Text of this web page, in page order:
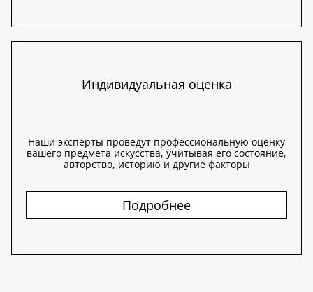
Индивидуальная оценка
Наши эксперты проведут профессиональную оценку
вашего предмета искусства, учитывая его состояние,
авторство, историю и другие факторы
Подробнее